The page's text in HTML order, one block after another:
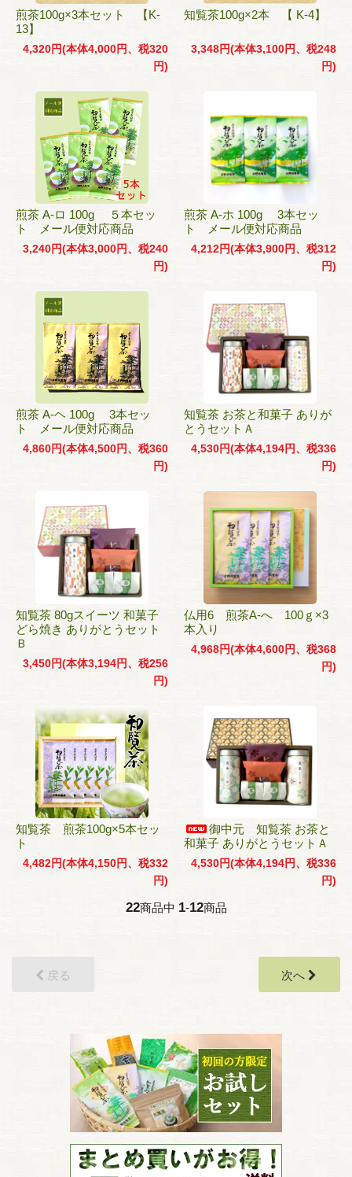
煎茶100g×3本セット 【K-
13】
4,320円(本体4,000円、税320
円)
知覧茶100g×2本 【 K-4】
3,348円(本体3,100円、税248
円)
煎茶 A-ロ 100g ５本セッ
ト メール便対応商品
3,240円(本体3,000円、税240
円)
煎茶 A-ホ 100g 3本セッ
ト メール便対応商品
4,212円(本体3,900円、税312
円)
煎茶 A-ヘ 100g 3本セッ
ト メール便対応商品
4,860円(本体4,500円、税360
円)
知覧茶 お茶と和菓子 ありが
とうセットＡ
4,530円(本体4,194円、税336
円)
知覧茶 80gスイーツ 和菓子
どら焼き ありがとうセット
Ｂ
3,450円(本体3,194円、税256
円)
仏用6 煎茶A-へ 100ｇ×3
本入り
4,968円(本体4,600円、税368
円)
知覧茶 煎茶100g×5本セッ
ト
4,482円(本体4,150円、税332
円)
御中元 知覧茶 お茶と
和菓子 ありがとうセットＡ
4,530円(本体4,194円、税336
円)
22商品中 1-12商品
戻る 次へ